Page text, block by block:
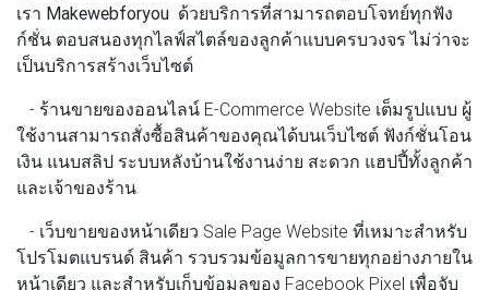
เรา Makewebforyou ด้วยบริการที่สามารถตอบโจทย์ทุกฟัง
ก์ชั่น ตอบสนองทุกไลฟ์สไตล์ของลูกค้าแบบครบวงจร ไม่ว่าจะ
เป็นบริการสร้างเว็บไซต์
- ร้านขายของออนไลน์ E-Commerce Website เต็มรูปแบบ ผู้
ใช้งานสามารถสั่งซื้อสินค้าของคุณได้บนเว็บไซต์ ฟังก์ชั่นโอน
เงิน แนบสลิป ระบบหลังบ้านใช้งานง่าย สะดวก แฮปปี้ทั้งลูกค้า
และเจ้าของร้าน
- เว็บขายของหน้าเดียว Sale Page Website ที่เหมาะสำหรับ
โปรโมตแบรนด์ สินค้า รวบรวมข้อมูลการขายทุกอย่างภายใน
หน้าเดียว และสำหรับเก็บข้อมูลของ Facebook Pixel เพื่อจับ